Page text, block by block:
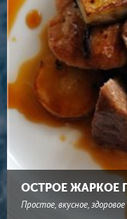
ОСТРОЕ ЖАРКОЕ
Простое, вкусное,